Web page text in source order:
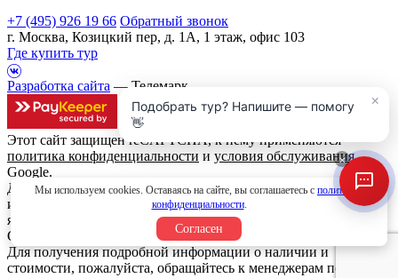
+7 (495) 926 19 66 Обратный звонок
г. Москва, Козицкий пер, д. 1А, 1 этаж, офис 103
Где купить тур
Разработка сайта — Телемарк
Этот сайт защищен reCAPTCHA, к нему применяются
политика конфиденциальности и условия обслуживания
Google.
Данный интернет сайт носит исключительно
информационный характер и вся информация на нем не
является публичной офертой, определяемой положениями
Статьи 437 (2) Гражданского кодекса Российской Федерации.
Для получения подробной информации о наличии и
стоимости, пожалуйста, обращайтесь к менеджерам по
Мы используем cookies. Оставаясь на сайте, вы соглашаетесь с политикой
конфиденциальности.
Согласен
×
Подобрать тур? Напишите — помогу
👋
×